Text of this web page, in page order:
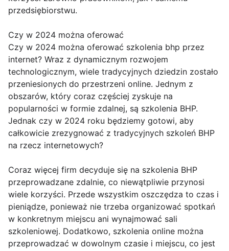
przedsiębiorstwu.
Czy w 2024 można oferować
Czy w 2024 można oferować szkolenia bhp przez
internet? Wraz z dynamicznym rozwojem
technologicznym, wiele tradycyjnych dziedzin zostało
przeniesionych do przestrzeni online. Jednym z
obszarów, który coraz częściej zyskuje na
popularności w formie zdalnej, są szkolenia BHP.
Jednak czy w 2024 roku będziemy gotowi, aby
całkowicie zrezygnować z tradycyjnych szkoleń BHP
na rzecz internetowych?
Coraz więcej firm decyduje się na szkolenia BHP
przeprowadzane zdalnie, co niewątpliwie przynosi
wiele korzyści. Przede wszystkim oszczędza to czas i
pieniądze, ponieważ nie trzeba organizować spotkań
w konkretnym miejscu ani wynajmować sali
szkoleniowej. Dodatkowo, szkolenia online można
przeprowadzać w dowolnym czasie i miejscu, co jest